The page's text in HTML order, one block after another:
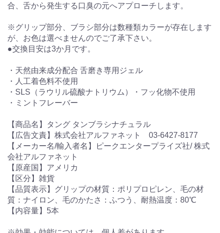
合、舌から発生する口臭の元へアプローチします。
※グリップ部分、ブラシ部分は数種類カラーが存在します
が、お色は選べませんのでご了承下さい。
●交換目安は3か月です。
・天然由来成分配合 舌磨き専用ジェル
・人工着色料不使用
・SLS（ラウリル硫酸ナトリウム）・フッ化物不使用
・ミントフレーバー
【商品名】タング タンブラシナチュラル
【広告文責】株式会社アルファネット 03-6427-8177
【メーカー名/輸入者名】ピークエンタープライズ社/ 株式
会社アルファネット
【原産国】アメリカ
【区分】雑貨
【品質表示】グリップの材質：ポリプロピレン、毛の材
質：ナイロン、毛のかたさ：ふつう、耐熱温度：80℃
【内容量】5本